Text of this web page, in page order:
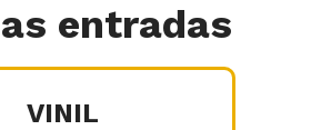
entradas
VINIL